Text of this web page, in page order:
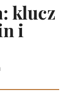
klucz
i